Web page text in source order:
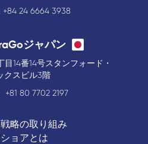
+84 24 6664 3938
ジャパン
14番14号スタンフォード・
クスビル3階
+81 80 7702 2197
略の取り組み
ョアとは